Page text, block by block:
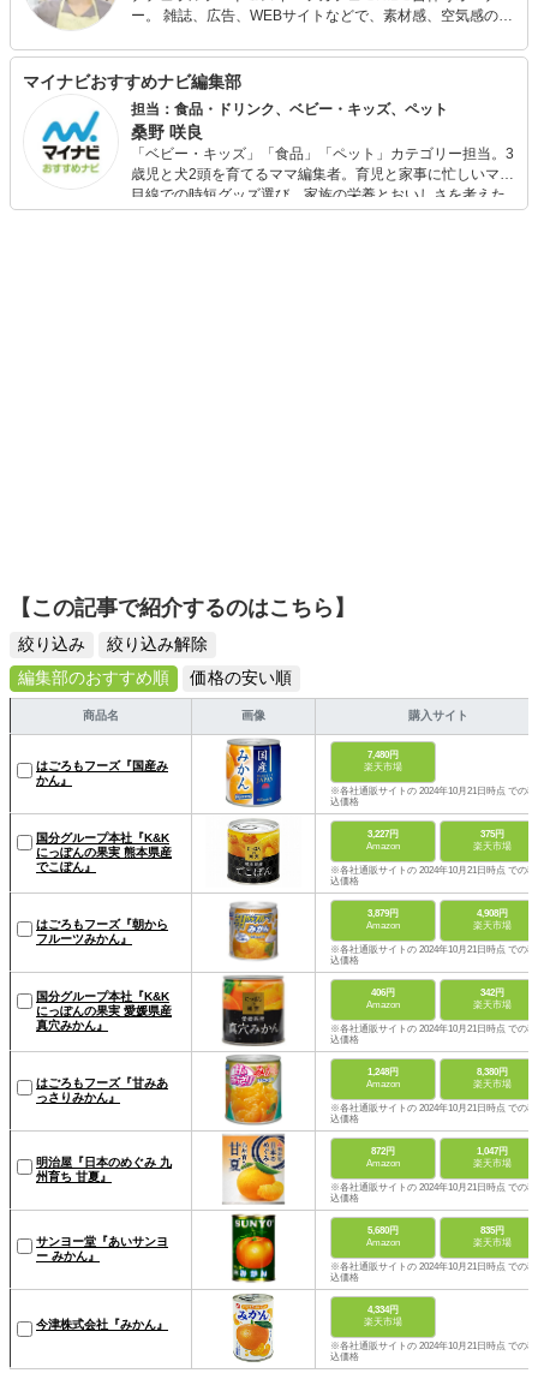
ー。 雑誌、広告、WEBサイトなどで、素材感、空気感のあ
料理教室、ケータリング、カフェとあらゆるシチュエーシ
ョンで野菜たっぷりのおいしくて体に優しい料理を伝える
べく活動中。
マイナビおすすめナビ編集部
担当：食品・ドリンク、ベビー・キッズ、ペット
桑野 咲良
「ベビー・キッズ」「食品」「ペット」カテゴリー担当。3
歳児と犬2頭を育てるママ編集者。育児と家事に忙しいママ
目線での時短グッズ選び、家族の栄養とおいしさを考えた
食品選び、束の間のリラックスタイムを楽しむためのスイ
【この記事で紹介するのはこちら】
絞り込み
絞り込み解除
編集部のおすすめ順
価格の安い順
商品名 画像 購入サイト
はごろもフーズ『国産み
かん』
7,480円
楽天市場
※各社通販サイトの 2024年10月21日時点 での税
込価格
国分グループ本社『K&K
にっぽんの果実 熊本県産
でこぽん』
3,227円
Amazon
375円
楽天市場
※各社通販サイトの 2024年10月21日時点 での税
込価格
はごろもフーズ『朝から
フルーツみかん』
3,879円
Amazon
4,908円
楽天市場
※各社通販サイトの 2024年10月21日時点 での税
込価格
国分グループ本社『K&K
にっぽんの果実 愛媛県産
真穴みかん』
406円
Amazon
342円
楽天市場
※各社通販サイトの 2024年10月21日時点 での税
込価格
はごろもフーズ『甘みあ
っさりみかん』
1,248円
Amazon
8,380円
楽天市場
※各社通販サイトの 2024年10月21日時点 での税
込価格
明治屋『日本のめぐみ 九
州育ち 甘夏』
872円
Amazon
1,047円
楽天市場
※各社通販サイトの 2024年10月21日時点 での税
込価格
サンヨー堂『あいサンヨ
ー みかん』
5,680円
Amazon
835円
楽天市場
※各社通販サイトの 2024年10月21日時点 での税
込価格
今津株式会社『みかん』
4,334円
楽天市場
※各社通販サイトの 2024年10月21日時点 での税
込価格